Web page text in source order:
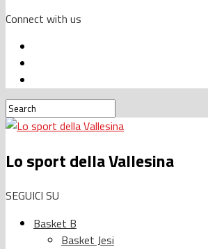
Connect with us
Lo sport della Vallesina
SEGUICI SU
Basket B
Basket Jesi